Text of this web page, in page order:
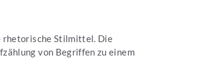
rhetorische Stilmittel. Die
von Begriffen zu einem